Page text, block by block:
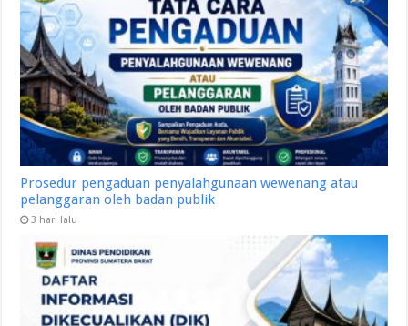
Prosedur pengaduan penyalahgunaan wewenang atau
pelanggaran oleh badan publik
3 hari lalu